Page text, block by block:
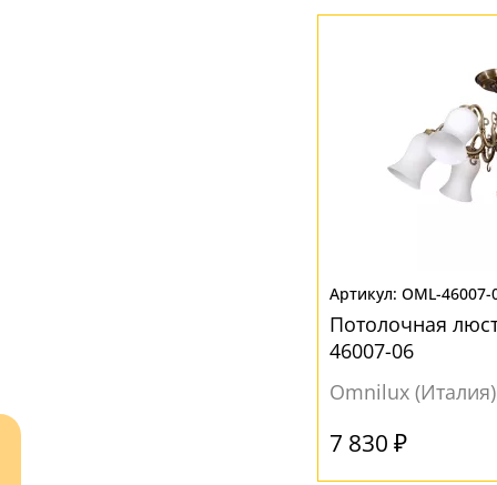
OML-46007-
Потолочная
46007-06
Omnilux (Италия)
7 830 ₽